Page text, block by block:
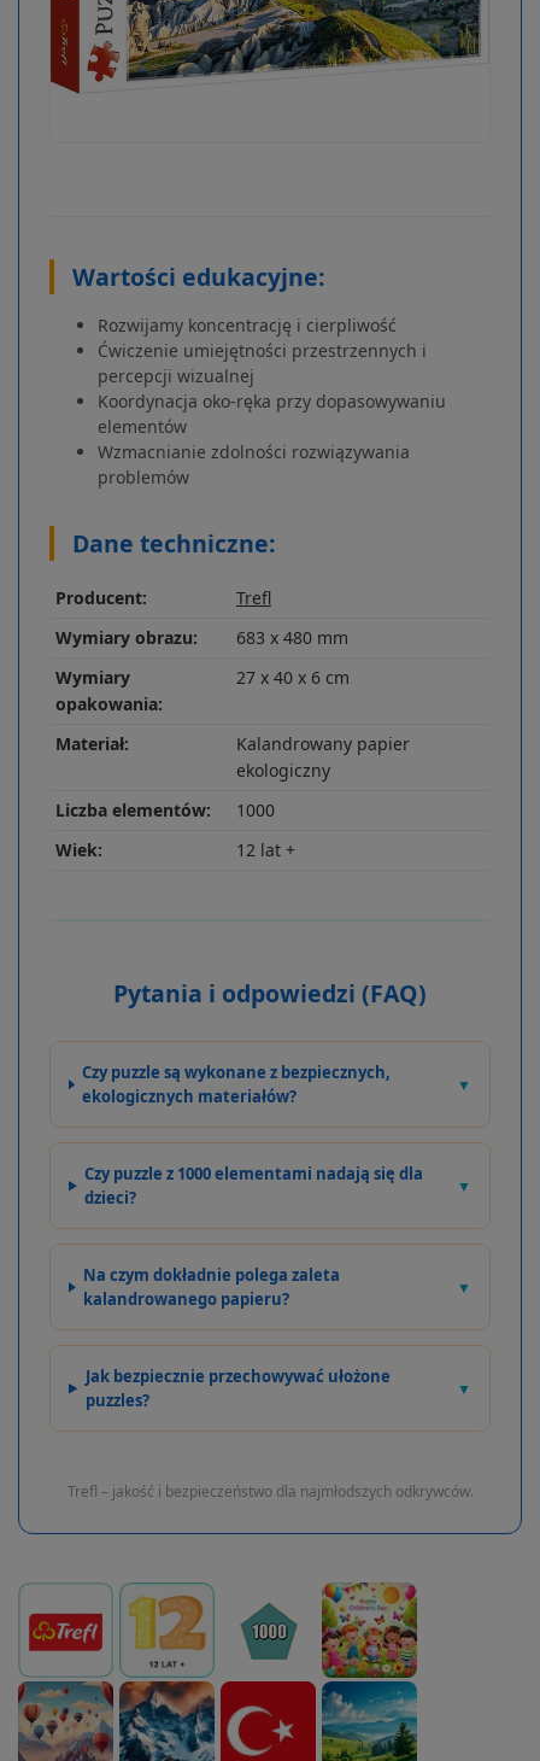
Wartości edukacyjne:
Rozwijamy koncentrację i cierpliwość
Ćwiczenie umiejętności przestrzennych i
percepcji wizualnej
Koordynacja oko-ręka przy dopasowywaniu
elementów
Wzmacnianie zdolności rozwiązywania
problemów
Dane techniczne:
Producent:
Trefl
Wymiary obrazu:
683 x 480 mm
Wymiary
opakowania:
27 x 40 x 6 cm
Materiał:
Kalandrowany papier
ekologiczny
Liczba elementów:
1000
Wiek:
12 lat +
Pytania i odpowiedzi (FAQ)
Czy puzzle są wykonane z bezpiecznych,
ekologicznych materiałów?
▼
Czy puzzle z 1000 elementami nadają się dla
dzieci?
▼
Na czym dokładnie polega zaleta
kalandrowanego papieru?
▼
Jak bezpiecznie przechowywać ułożone
puzzles?
▼
Trefl – jakość i bezpieczeństwo dla najmłodszych odkrywców.